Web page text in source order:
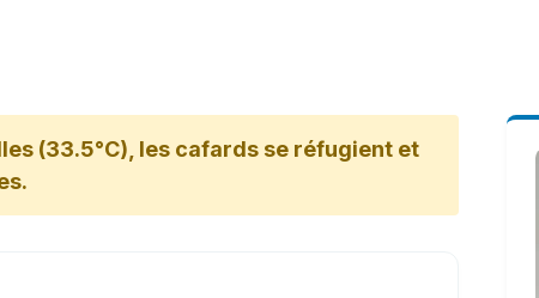
(33.5°C), les cafards se réfugient et